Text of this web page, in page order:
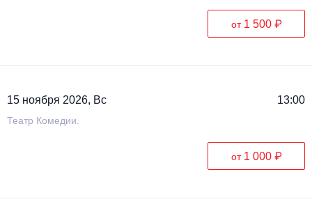
от 1 500 ₽
15 ноября 2026, Вс 13:00
Театр Комедии.
от 1 000 ₽